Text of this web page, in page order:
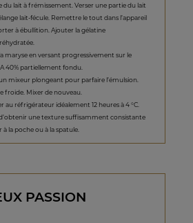
du lait à frémissement. Verser une partie du lait
lait-fécule. Remettre le tout dans l’appareil
à ébullition. Ajouter la gélatine
maryse en versant progressivement sur le
40% partiellement fondu.
mixeur plongeant pour parfaire l’émulsion.
froide. Mixer de nouveau.
au réfrigérateur idéalement 12 heures à 4 °C.
une texture suffisamment consistante
la poche ou à la spatule.
PASSION